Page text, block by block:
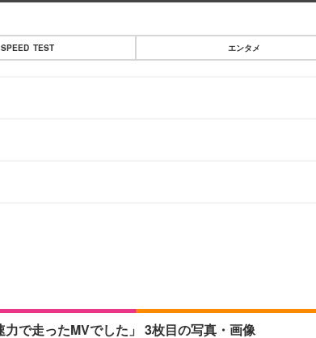
その他
SPEED TEST エンタメ
で走ったMVでした」 3枚目の写真・画像